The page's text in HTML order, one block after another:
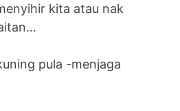
kita atau nak
pula -menjaga